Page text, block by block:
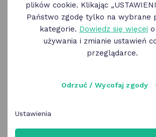
transportowym* – można wówczas
biletów okresowych dla mieszkańców
plików cookie. Klikając
Państwo zgodę tylko na wybrane
kategorie. Dowiedz się więcej
używania i zmianie ustawień
przeglądarce.
Odrzuć / Wycofaj zgody
Ustawienia